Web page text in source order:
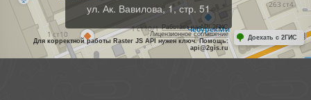
ул. Ак. Вавилова, 1, стр. 51
Работает на API 2ГИС
Лицензионное соглашение
Для корректной работы Raster JS API нужен ключ. Помощь:
api@2gis.ru
Доехать с 2ГИС